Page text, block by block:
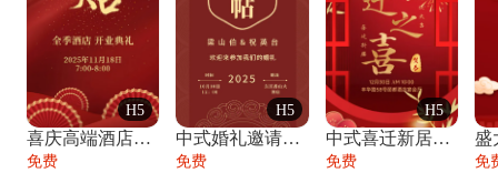
H5
喜庆高端酒店开业大吉邀请函
免费
H5
中式婚礼邀请函中国风传统复古婚礼请柬请帖
免费
H5
中式喜迁新居乔迁之喜邀请函宴会请帖
免费 免